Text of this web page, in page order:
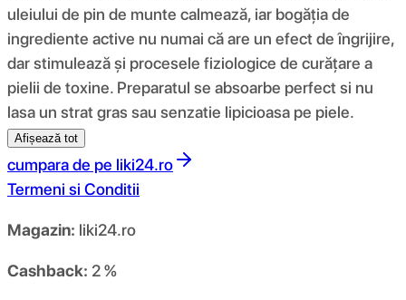
uleiului de pin de munte calmează, iar bogăția de
ingrediente active nu numai că are un efect de îngrijire,
dar stimulează și procesele fiziologice de curățare a
pielii de toxine. Preparatul se absoarbe perfect si nu
lasa un strat gras sau senzatie lipicioasa pe piele.
Afișează tot
cumpara de pe liki24.ro
Termeni si Conditii
Magazin: liki24.ro
Cashback: 2 %